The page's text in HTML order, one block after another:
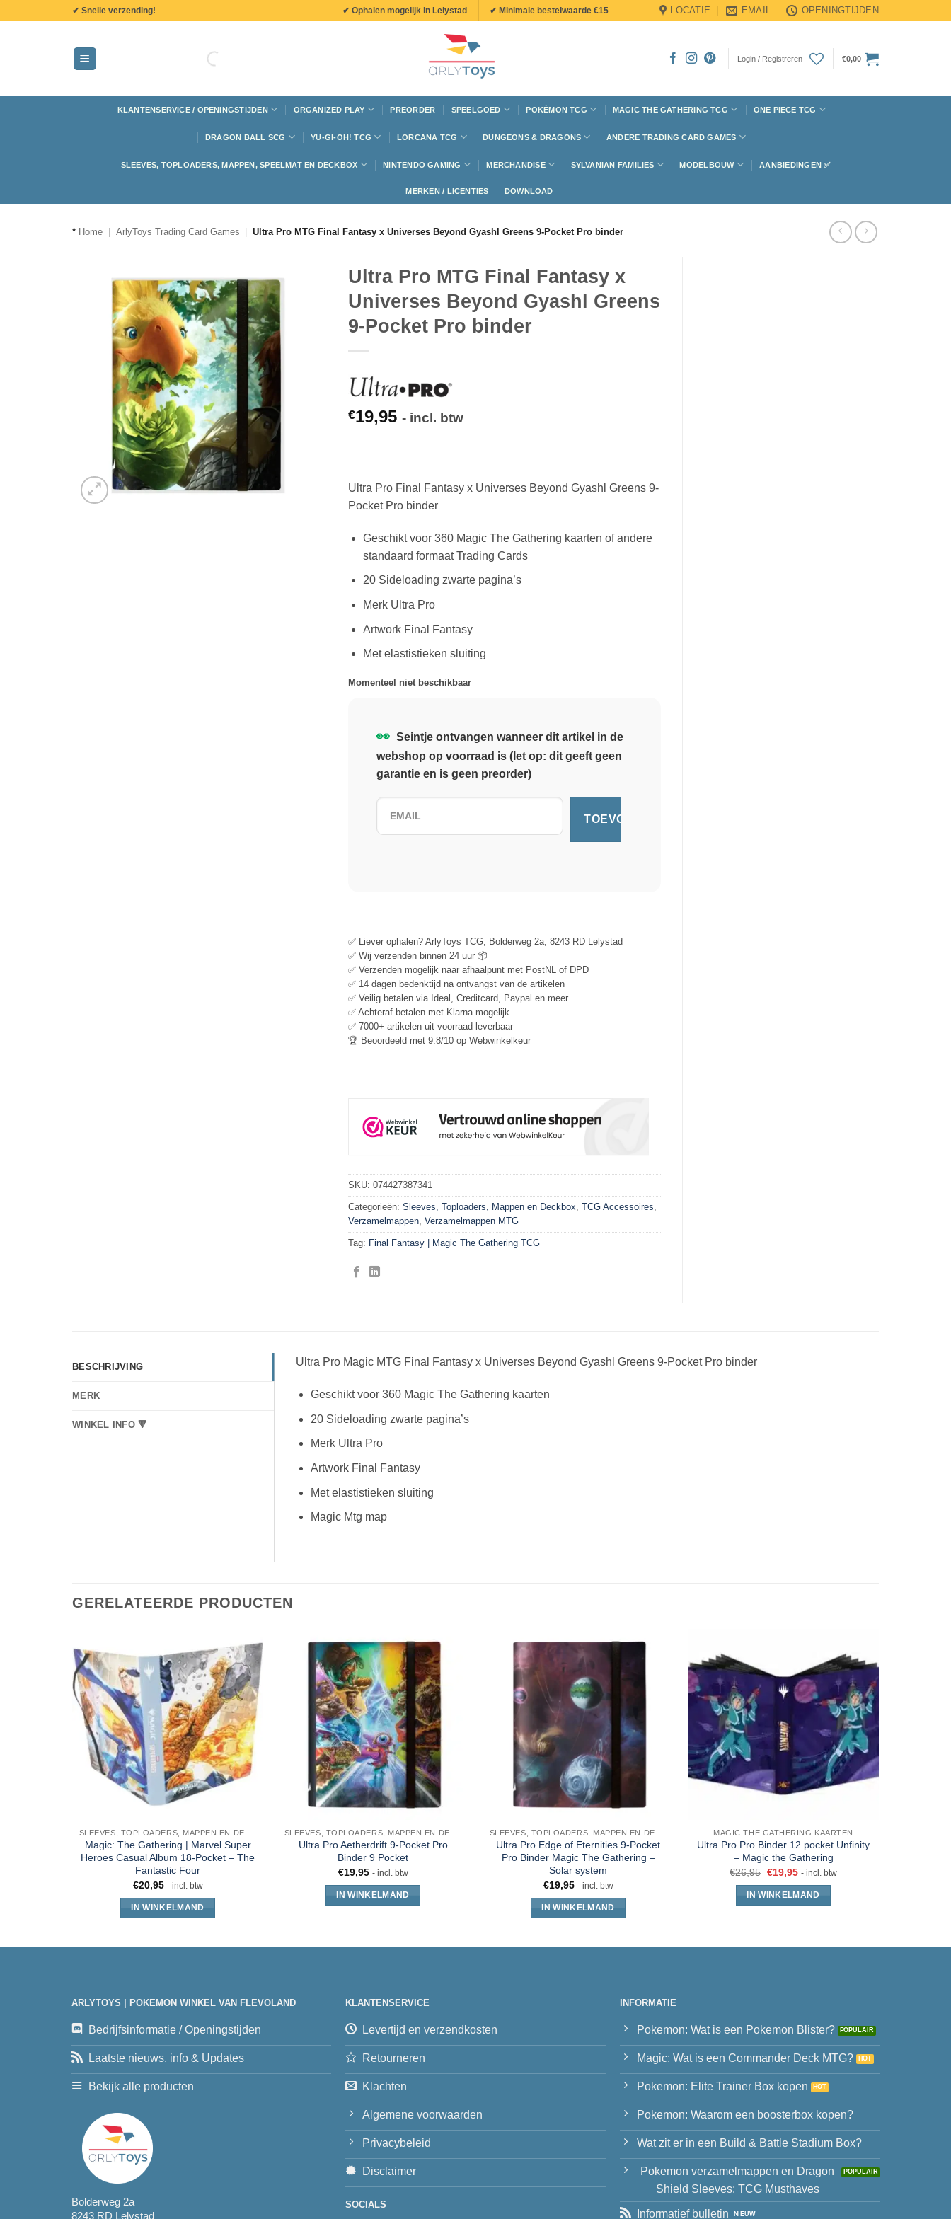
✔ Snelle verzending! ✔ Ophalen mogelijk in Lelystad ✔ Minimale bestelwaarde €15 LOCATIE EMAIL OPENINGTIJDEN
Login / Registreren €0,00
KLANTENSERVICE / OPENINGSTIJDEN ORGANIZED PLAY PREORDER SPEELGOED POKÉMON TCG MAGIC THE GATHERING TCG ONE PIECE TCG
DRAGON BALL SCG YU-GI-OH! TCG LORCANA TCG DUNGEONS & DRAGONS ANDERE TRADING CARD GAMES
SLEEVES, TOPLOADERS, MAPPEN, SPEELMAT EN DECKBOX NINTENDO GAMING MERCHANDISE SYLVANIAN FAMILIES MODELBOUW AANBIEDINGEN ✅
MERKEN / LICENTIES DOWNLOAD
* Home ArlyToys Trading Card Games Ultra Pro MTG Final Fantasy x Universes Beyond Gyashl Greens 9-Pocket Pro binder
Ultra Pro MTG Final Fantasy x
Universes Beyond Gyashl Greens
9-Pocket Pro binder
€19,95 - incl. btw
Ultra Pro Final Fantasy x Universes Beyond Gyashl Greens 9-
Pocket Pro binder
Geschikt voor 360 Magic The Gathering kaarten of andere
standaard formaat Trading Cards
20 Sideloading zwarte pagina’s
Merk Ultra Pro
Artwork Final Fantasy
Met elastistieken sluiting
Momenteel niet beschikbaar
👀 Seintje ontvangen wanneer dit artikel in de
webshop op voorraad is (let op: dit geeft geen
garantie en is geen preorder)
✅ Liever ophalen? ArlyToys TCG, Bolderweg 2a, 8243 RD Lelystad
✅ Wij verzenden binnen 24 uur 📦
✅ Verzenden mogelijk naar afhaalpunt met PostNL of DPD
✅ 14 dagen bedenktijd na ontvangst van de artikelen
✅ Veilig betalen via Ideal, Creditcard, Paypal en meer
✅ Achteraf betalen met Klarna mogelijk
✅ 7000+ artikelen uit voorraad leverbaar
🏆 Beoordeeld met 9.8/10 op Webwinkelkeur
SKU: 074427387341
Categorieën: Sleeves, Toploaders, Mappen en Deckbox TCG Accessoires
Verzamelmappen Verzamelmappen MTG
Tag: Final Fantasy | Magic The Gathering TCG
BESCHRIJVING
MERK
WINKEL INFO 🔻
Ultra Pro Magic MTG Final Fantasy x Universes Beyond Gyashl Greens 9-Pocket Pro binder
Geschikt voor 360 Magic The Gathering kaarten
20 Sideloading zwarte pagina’s
Merk Ultra Pro
Artwork Final Fantasy
Met elastistieken sluiting
Magic Mtg map
GERELATEERDE PRODUCTEN
Magic: The Gathering | Marvel Super
Heroes Casual Album 18-Pocket – The
Fantastic Four
€20,95 - incl. btw
IN WINKELMAND
Ultra Pro Aetherdrift 9-Pocket Pro
Binder 9 Pocket
€19,95 - incl. btw
IN WINKELMAND
Ultra Pro Edge of Eternities 9-Pocket
Pro Binder Magic The Gathering –
Solar system
€19,95 - incl. btw
IN WINKELMAND
MAGIC THE GATHERING KAARTEN
Ultra Pro Pro Binder 12 pocket Unfinity
– Magic the Gathering
€26,95 €19,95 - incl. btw
IN WINKELMAND
ARLYTOYS | POKEMON WINKEL VAN FLEVOLAND
Bedrijfsinformatie / Openingstijden
Laatste nieuws, info & Updates
Bekijk alle producten
Bolderweg 2a
8243 RD Lelystad
KLANTENSERVICE
Levertijd en verzendkosten
Retourneren
Klachten
Algemene voorwaarden
Privacybeleid
Disclaimer
SOCIALS
INFORMATIE
Pokemon: Wat is een Pokemon Blister?
Magic: Wat is een Commander Deck MTG?
Pokemon: Elite Trainer Box kopen
Pokemon: Waarom een boosterbox kopen?
Wat zit er in een Build & Battle Stadium Box?
Pokemon verzamelmappen en Dragon
Shield Sleeves: TCG Musthaves
Informatief bulletin